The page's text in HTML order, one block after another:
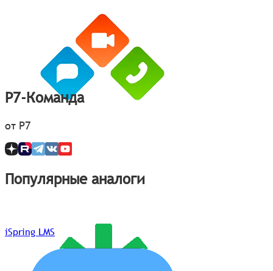
Р7-Команда
от Р7
Популярные аналоги
iSpring LMS